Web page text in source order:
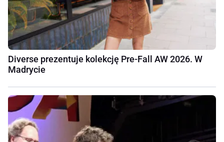
Diverse prezentuje kolekcję Pre-Fall AW 2026. W
Madrycie